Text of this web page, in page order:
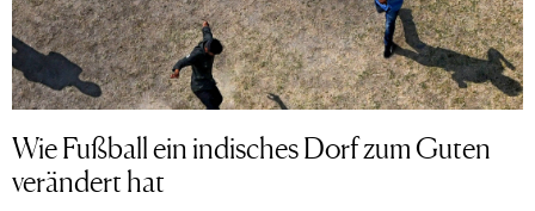
Wie Fußball ein indisches Dorf zum Guten
verändert hat